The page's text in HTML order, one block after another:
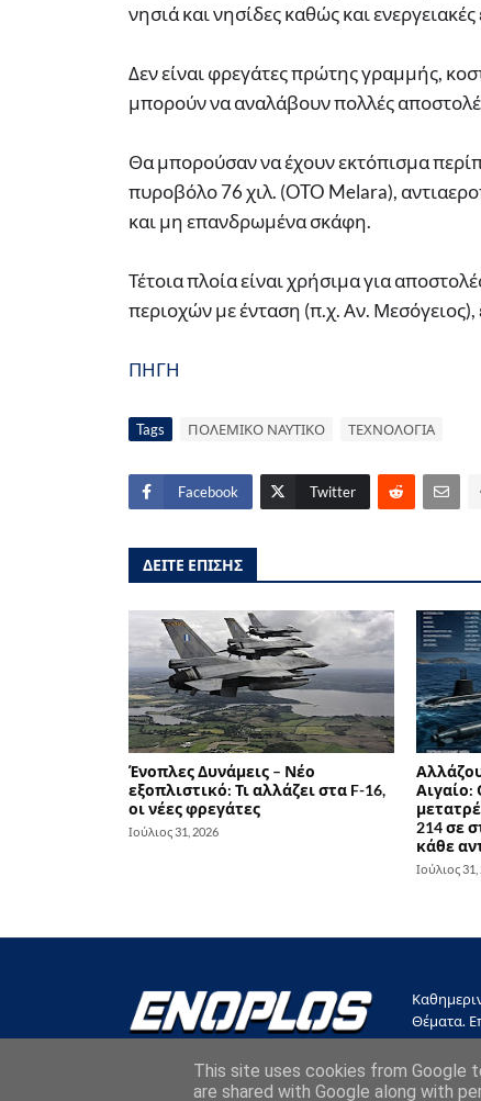
νησιά και νησίδες καθώς και
Δεν είναι φρεγάτες πρώτης γραμμής,
μπορούν να αναλάβουν πολλές
Θα μπορούσαν να έχουν εκτόπισμα
πυροβόλο 76 χιλ. (OTO Melara),
και μη επανδρωμένα σκάφη.
Τέτοια πλοία είναι χρήσιμα για
περιοχών με ένταση (π.χ. Αν.
ΠΗΓΗ
Tags ΠΟΛΕΜΙΚΟ ΝΑΥΤΙΚΟ ΤΕΧΝΟΛΟΓΙΑ
Facebook Twitter
ΔΕΙΤΕ ΕΠΙΣΗΣ
Ένοπλες Δυνάμεις – Νέο
εξοπλιστικό: Τι αλλάζει στα F-16,
οι νέες φρεγάτες
Ιούλιος 31, 2026
Αιγαίο:
214 σε
κάθε
Ιούλιος 31,
Θέματα.
This site uses cookies from Google
are shared with Google along with